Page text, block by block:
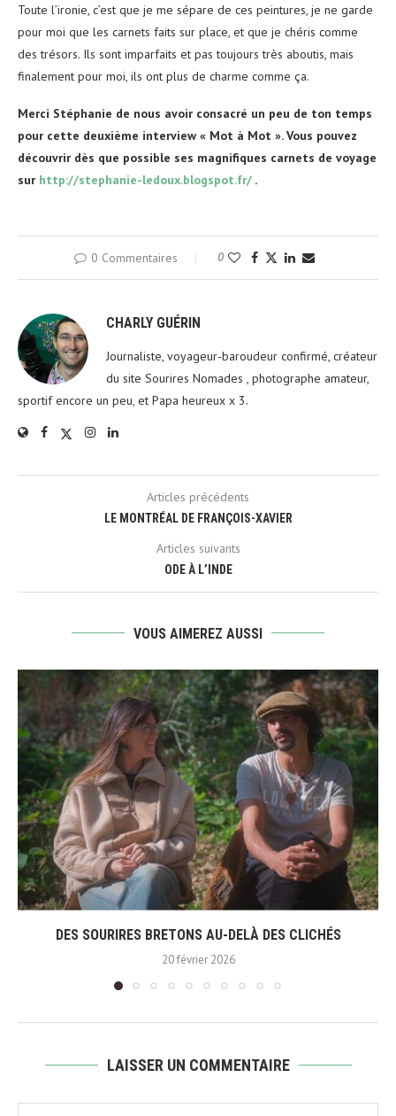
Toute l’ironie, c’est que je me sépare de ces peintures, je ne garde
pour moi que les carnets faits sur place, et que je chéris comme
des trésors. Ils sont imparfaits et pas toujours très aboutis, mais
finalement pour moi, ils ont plus de charme comme ça.
Merci Stéphanie de nous avoir consacré un peu de ton temps
pour cette deuxième interview « Mot à Mot ». Vous pouvez
découvrir dès que possible ses magnifiques carnets de voyage
sur http://stephanie-ledoux.blogspot.fr/ .
0 Commentaires 0
CHARLY GUÉRIN
Journaliste, voyageur-baroudeur confirmé, créateur
du site Sourires Nomades , photographe amateur,
sportif encore un peu, et Papa heureux x 3.
Articles précédents
LE MONTRÉAL DE FRANÇOIS-XAVIER
Articles suivants
ODE À L’INDE
VOUS AIMEREZ AUSSI
DES SOURIRES BRETONS AU-DELÀ DES CLICHÉS
20 février 2026
LAISSER UN COMMENTAIRE